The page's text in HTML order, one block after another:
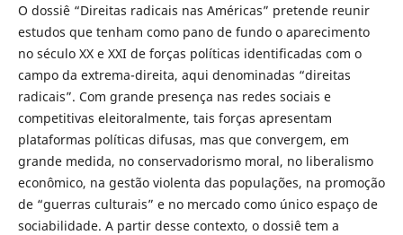
O dossiê “Direitas radicais nas Américas” pretende reunir
estudos que tenham como pano de fundo o aparecimento
no século XX e XXI de forças políticas identificadas com o
campo da extrema-direita, aqui denominadas “direitas
radicais”. Com grande presença nas redes sociais e
competitivas eleitoralmente, tais forças apresentam
plataformas políticas difusas, mas que convergem, em
grande medida, no conservadorismo moral, no liberalismo
econômico, na gestão violenta das populações, na promoção
de “guerras culturais” e no mercado como único espaço de
sociabilidade. A partir desse contexto, o dossiê tem a